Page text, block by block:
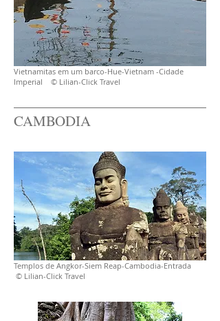
Vietnamitas em um barco-Hue-Vietnam -Cidade
Imperial © Lilian-Click Travel
CAMBODIA
Templos de Angkor-Siem Reap-Cambodia-Entrada
© Lilian-Click Travel